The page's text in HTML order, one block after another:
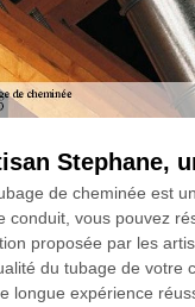
Stephane,
de cheminée est
conduit, vous pouvez
proposée par les
du tubage de votre
longue expérience